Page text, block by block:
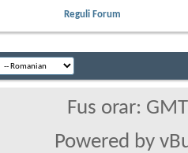
Reguli Forum
Fus orar:
Powered by